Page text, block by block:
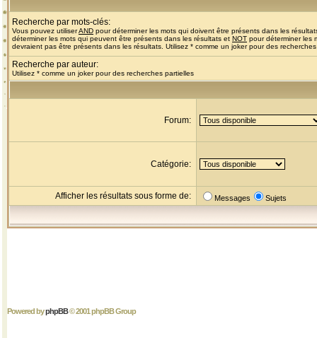
Recherche par mots-clés:
Vous pouvez utiliserAND pour déterminer les mots qui doivent être présents dans les
déterminer les mots qui peuvent être présents dans les résultats et NOT pour déterminer les
devraient pas être présents dans les résultats. Utilisez * comme un joker pour des
Recherche par auteur:
Utilisez * comme un joker pour des recherches partielles
Forum:
Catégorie:
Afficher les résultats sous forme de: Messages Sujets
Powered byphpBB© 2001 phpBB Group